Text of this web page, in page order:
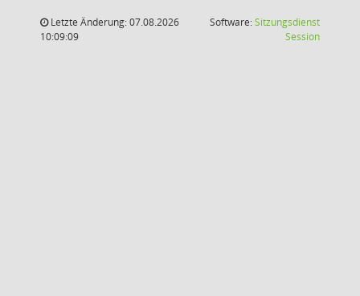
Letzte Änderung: 07.08.2026
10:09:09
Software:Sitzungsdienst
Session(Wird in